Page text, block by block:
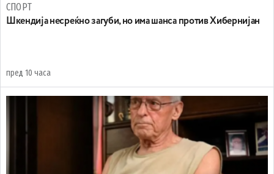
СПОРТ
Шкендија несреќно загуби, но има шанса против Хибернијан
пред 10 часа